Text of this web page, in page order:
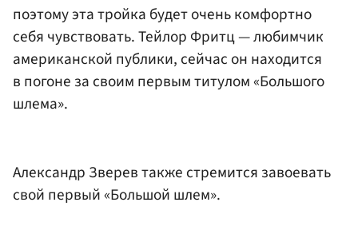
поэтому эта тройка будет очень комфортно
себя чувствовать. Тейлор Фритц — любимчик
американской публики, сейчас он находится
в погоне за своим первым титулом «Большого
шлема».
Александр Зверев также стремится завоевать
свой первый «Большой шлем».